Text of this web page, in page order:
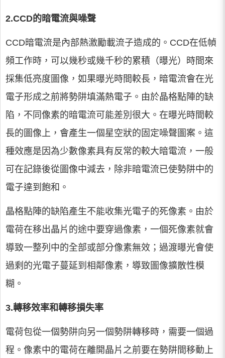
2.CCD的暗電流與噪聲
CCD暗電流是內部熱激勵載流子造成的。CCD在低幀
頻工作時，可以幾秒或幾千秒的累積（曝光）時間來
採集低亮度圖像，如果曝光時間較長，暗電流會在光
電子形成之前將勢阱填滿熱電子。由於晶格點陣的缺
陷，不同像素的暗電流可能差別很大。在曝光時間較
長的圖像上，會產生一個星空狀的固定噪聲圖案。這
種效應是因為少數像素具有反常的較大暗電流，一般
可在記錄後從圖像中減去，除非暗電流已使勢阱中的
電子達到飽和。
晶格點陣的缺陷產生不能收集光電子的死像素。由於
電荷在移出晶片的途中要穿過像素，一個死像素就會
導致一整列中的全部或部分像素無效；過渡曝光會使
過剩的光電子蔓延到相鄰像素，導致圖像擴散性模
糊。
3.轉移效率和轉移損失率
電荷包從一個勢阱向另一個勢阱轉移時，需要一個過
程。像素中的電荷在離開晶片之前要在勢阱間移動上